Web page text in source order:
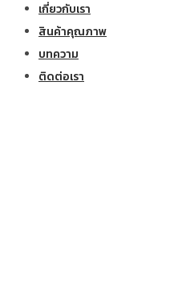
เกี่ยวกับเรา
สินค้าคุณภาพ
บทความ
ติดต่อเรา